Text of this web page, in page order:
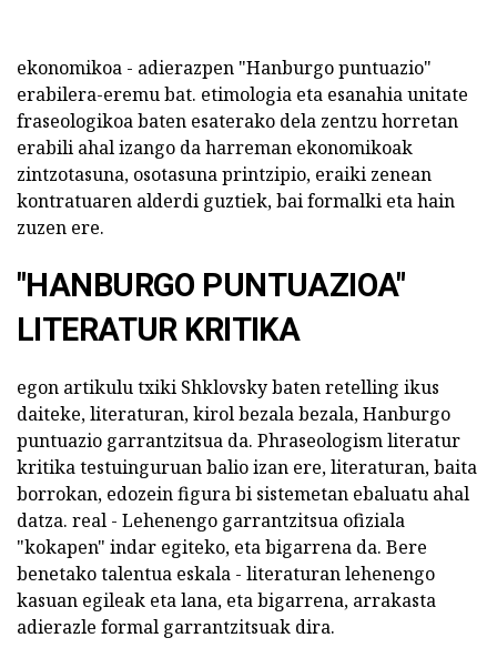
ekonomikoa - adierazpen "Hanburgo puntuazio"
erabilera-eremu bat. etimologia eta esanahia unitate
fraseologikoa baten esaterako dela zentzu horretan
erabili ahal izango da harreman ekonomikoak
zintzotasuna, osotasuna printzipio, eraiki zenean
kontratuaren alderdi guztiek, bai formalki eta hain
zuzen ere.
"HANBURGO PUNTUAZIOA"
LITERATUR KRITIKA
egon artikulu txiki Shklovsky baten retelling ikus
daiteke, literaturan, kirol bezala bezala, Hanburgo
puntuazio garrantzitsua da. Phraseologism literatur
kritika testuinguruan balio izan ere, literaturan, baita
borrokan, edozein figura bi sistemetan ebaluatu ahal
datza. real - Lehenengo garrantzitsua ofiziala
"kokapen" indar egiteko, eta bigarrena da. Bere
benetako talentua eskala - literaturan lehenengo
kasuan egileak eta lana, eta bigarrena, arrakasta
adierazle formal garrantzitsuak dira.